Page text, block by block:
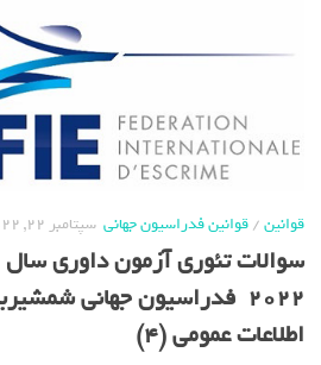
قوانین/قوانین فدراسیون جهانی سپتامبر 22, 2022
سوالات تئوری آزمون داوری سال
2022 فدراسیون جهانی
اطلاعات عمومی (4)